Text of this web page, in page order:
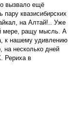
вызвало ещё
квазисибирских
на Алтай!.. Уже
мере, ращу мысль. А
к нашему удивлению
на несколько дней
Рериха в